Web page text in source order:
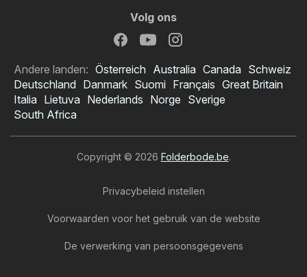
Volg ons
Andere landen: Österreich Australia Canada Schweiz
Deutschland Danmark Suomi Français Great Britain
Italia Lietuva Nederlands Norge Sverige
South Africa
Copyright © 2026 Folderbode.be.
Privacybeleid instellen
Voorwaarden voor het gebruik van de website
De verwerking van persoonsgegevens